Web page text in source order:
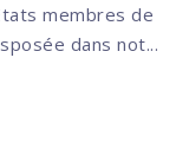
membres de
dans not...